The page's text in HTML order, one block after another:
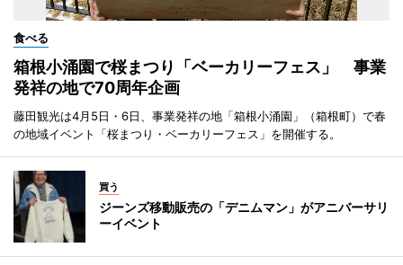
食べる
箱根小涌園で桜まつり「ベーカリーフェス」 事業
発祥の地で70周年企画
藤田観光は4月5日・6日、事業発祥の地「箱根小涌園」（箱根町）で春
の地域イベント「桜まつり・ベーカリーフェス」を開催する。
買う
ジーンズ移動販売の「デニムマン」がアニバーサリ
ーイベント